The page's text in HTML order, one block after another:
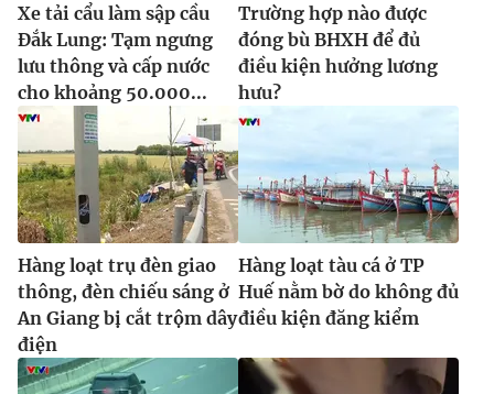
Xe tải cẩu làm sập cầu
Đắk Lung: Tạm ngưng
lưu thông và cấp nước
cho khoảng 50.000...
Trường hợp nào được
đóng bù BHXH để đủ
điều kiện hưởng lương
hưu?
Hàng loạt trụ đèn giao
thông, đèn chiếu sáng ở
An Giang bị cắt trộm dây
điện
Hàng loạt tàu cá ở TP
Huế nằm bờ do không đủ
điều kiện đăng kiểm